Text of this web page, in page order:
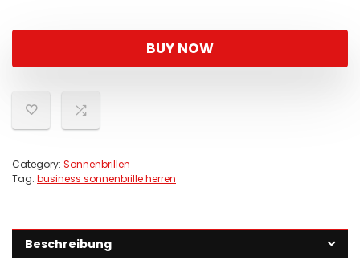
BUY NOW
Category: Sonnenbrillen
Tag: business sonnenbrille herren
Beschreibung